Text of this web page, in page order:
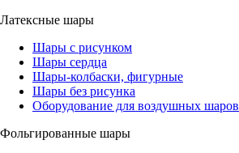
Латексные шары
Шары с рисунком
Шары сердца
Шары-колбаски, фигурные
Шары без рисунка
Оборудование для воздушных шаров
Фольгированные шары